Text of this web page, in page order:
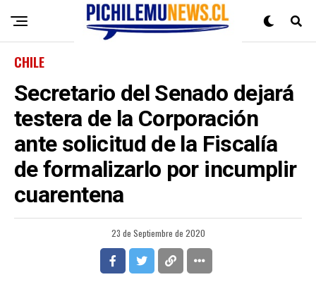
CHILE
Secretario del Senado dejará
testera de la Corporación
ante solicitud de la Fiscalía
de formalizarlo por incumplir
cuarentena
23 de Septiembre de 2020